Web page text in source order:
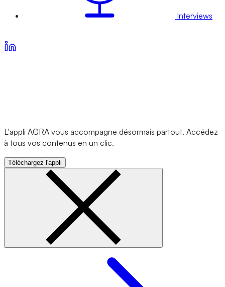
Interviews
L'appli AGRA vous accompagne désormais partout. Accédez
à tous vos contenus en un clic.
Téléchargez l'appli